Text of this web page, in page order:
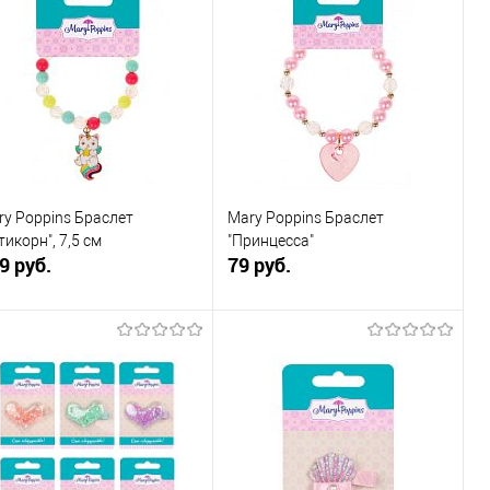
Poppins Браслет
7,5 см
руб.
Купить в 1
К
сравнению
В избранное
В наличии
Mary Poppins Браслет
"Принцесса"
79 руб.
Купить в 1
К
сравнению
В избранное